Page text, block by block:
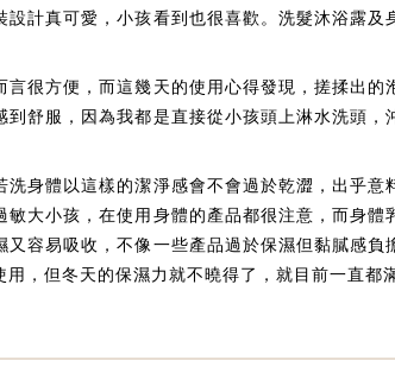
計真可愛，小孩看到也很喜歡。洗髮沐浴露及
很方便，而這幾天的使用心得發現，搓揉出的
舒服，因為我都是直接從小孩頭上淋水洗頭，
身體以這樣的潔淨感會不會過於乾澀，出乎意
大小孩，在使用身體的產品都很注意，而身體
容易吸收，不像一些產品過於保濕但黏膩感負
，但冬天的保濕力就不曉得了，就目前一直都